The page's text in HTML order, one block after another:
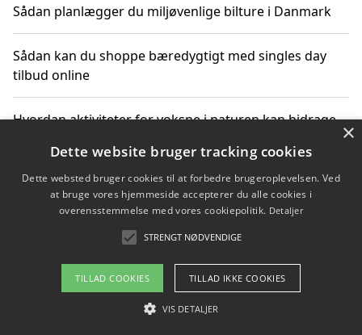
Sådan planlægger du miljøvenlige bilture i Danmark
Sådan kan du shoppe bæredygtigt med singles day
tilbud online
Hvordan aktiviteter for voksne i naturen kan bidrage
Sådan planlægger du dine vigtige datoer for CO2-
reduktion
Copyright 2026 - Pilanto Aps
Om / kontakt
×
Dette website bruger tracking cookies
Dette websted bruger cookies til at forbedre brugeroplevelsen. Ved
at bruge vores hjemmeside accepterer du alle cookies i
overensstemmelse med vores cookiepolitik. Detaljer
STRENGT NØDVENDIGE
TILLAD COOKIES TILLAD IKKE COOKIES
VIS DETALJER